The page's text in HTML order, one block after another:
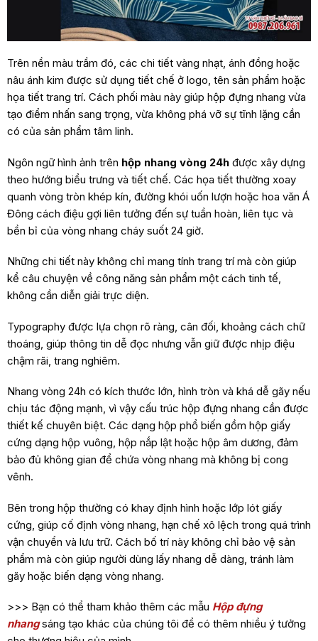
Trên nền màu trầm đó, các chi tiết vàng nhạt, ánh đồng hoặc
nâu ánh kim được sử dụng tiết chế ở logo, tên sản phẩm hoặc
họa tiết trang trí. Cách phối màu này giúp hộp đựng nhang vừa
tạo điểm nhấn sang trọng, vừa không phá vỡ sự tĩnh lặng cần
có của sản phẩm tâm linh.
Ngôn ngữ hình ảnh trên hộp nhang vòng 24hđược xây dựng
theo hướng biểu trưng và tiết chế. Các họa tiết thường xoay
quanh vòng tròn khép kín, đường khói uốn lượn hoặc hoa văn Á
Đông cách điệu gợi liên tưởng đến sự tuần hoàn, liên tục và
bền bỉ của vòng nhang cháy suốt 24 giờ.
Những chi tiết này không chỉ mang tính trang trí mà còn giúp
kể câu chuyện về công năng sản phẩm một cách tinh tế,
không cần diễn giải trực diện.
Typography được lựa chọn rõ ràng, cân đối, khoảng cách chữ
thoáng, giúp thông tin dễ đọc nhưng vẫn giữ được nhịp điệu
chậm rãi, trang nghiêm.
Nhang vòng 24h có kích thước lớn, hình tròn và khá dễ gãy nếu
chịu tác động mạnh, vì vậy cấu trúc hộp đựng nhang cần được
thiết kế chuyên biệt. Các dạng hộp phổ biến gồm hộp giấy
cứng dạng hộp vuông, hộp nắp lật hoặc hộp âm dương, đảm
bảo đủ không gian để chứa vòng nhang mà không bị cong
vênh.
Bên trong hộp thường có khay định hình hoặc lớp lót giấy
cứng, giúp cố định vòng nhang, hạn chế xô lệch trong quá trình
vận chuyển và lưu trữ. Cách bố trí này không chỉ bảo vệ sản
phẩm mà còn giúp người dùng lấy nhang dễ dàng, tránh làm
gãy hoặc biến dạng vòng nhang.
>>> Bạn có thể tham khảo thêm các mẫu Hộp đựng
nhangsáng tạo khác của chúng tôi để có thêm nhiều ý tưởng